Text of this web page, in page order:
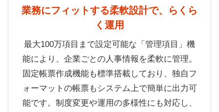
業務にフィットする柔軟設計で、らくら
く運用
最大100万項目まで設定可能な「管理項目」機
能により、企業ごとの人事情報を柔軟に管理。
固定帳票作成機能も標準搭載しており、独自フ
ォーマットの帳票もシステム上で簡単に出力可
能です。制度変更や運用の多様性にも対応し、